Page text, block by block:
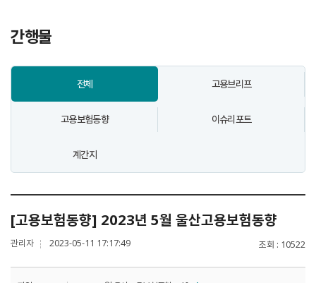
간행물
전체 고용브리프
고용보험동향 이슈리포트
계간지
[고용보험동향] 2023년 5월 울산고용보험동향
조회 10522
관리자 2023-05-11 17:17:49